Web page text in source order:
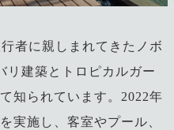
者に親しまれてきたノボ
リ建築とトロピカルガー
知られています。2022年
実施し、客室やプール、